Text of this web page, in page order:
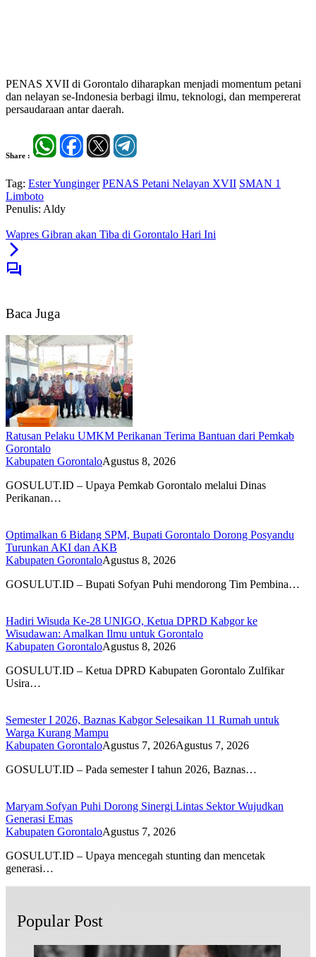
PENAS XVII di Gorontalo diharapkan menjadi momentum petani
dan nelayan se-Indonesia berbagi ilmu, teknologi, dan mempererat
persaudaraan antar daerah.
Share :
Tag: Ester Yunginger PENAS Petani Nelayan XVII SMAN 1
Limboto
Penulis: Aldy
Wapres Gibran akan Tiba di Gorontalo Hari Ini
Baca Juga
Ratusan Pelaku UMKM Perikanan Terima Bantuan dari Pemkab
Gorontalo
Kabupaten GorontaloAgustus 8, 2026
GOSULUT.ID – Upaya Pemkab Gorontalo melalui Dinas
Perikanan…
Optimalkan 6 Bidang SPM, Bupati Gorontalo Dorong Posyandu
Turunkan AKI dan AKB
Kabupaten GorontaloAgustus 8, 2026
GOSULUT.ID – Bupati Sofyan Puhi mendorong Tim Pembina…
Hadiri Wisuda Ke-28 UNIGO, Ketua DPRD Kabgor ke
Wisudawan: Amalkan Ilmu untuk Gorontalo
Kabupaten GorontaloAgustus 8, 2026
GOSULUT.ID – Ketua DPRD Kabupaten Gorontalo Zulfikar
Usira…
Semester I 2026, Baznas Kabgor Selesaikan 11 Rumah untuk
Warga Kurang Mampu
Kabupaten GorontaloAgustus 7, 2026Agustus 7, 2026
GOSULUT.ID – Pada semester I tahun 2026, Baznas…
Maryam Sofyan Puhi Dorong Sinergi Lintas Sektor Wujudkan
Generasi Emas
Kabupaten GorontaloAgustus 7, 2026
GOSULUT.ID – Upaya mencegah stunting dan mencetak
generasi…
Popular Post